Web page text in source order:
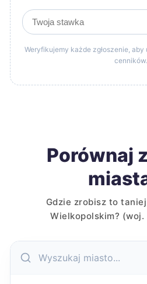
Weryfikujemy każde zgłoszenie,
cenników.
Porównaj
Gdzie zrobisz to
Wielkopolskim?